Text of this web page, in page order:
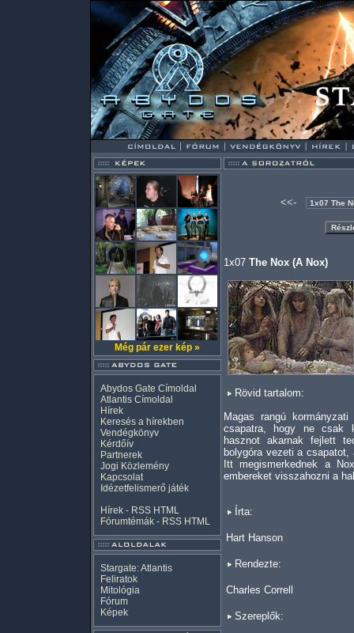
Még pár ezer kép »
Abydos Gate Címoldal
Atlantis Címoldal
Hírek
Keresés a hírekben
Vendégkönyv
Kérdőív
Partnerek
Jogi Közlemény
Kapcsolat
Idézetfelismerő játék
Hírek - RSS HTML
Fórumtémák - RSS HTML
Stargate: Atlantis
Feliratok
Mitológia
Fórum
Képek
<<-
1x07 The Nox (A Nox)
Rövid tartalom:
Magas rangú
csapatra, hogy ne csak
hasznot akarnak fejlett
bolygóra vezeti a
Itt megismerkednek a
embereket visszahozni a
Írta:
Hart Hanson
Rendezte:
Charles Correll
Szereplők: